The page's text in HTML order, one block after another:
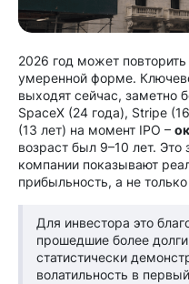
2026 год может повторить
умеренной форме.
выходят сейчас, заметно
SpaceX (24 года), Stripe
(13 лет) на момент IPO –
возраст был 9–10 лет. Это
компании показывают
прибыльность, а не
Для инвестора это
прошедшие более
статистически
волатильность в